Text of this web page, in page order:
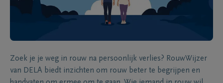
Zoek je je weg in rouw na persoonlijk verlies? RouwWijzer
van DELA biedt inzichten om rouw beter te begrijpen en